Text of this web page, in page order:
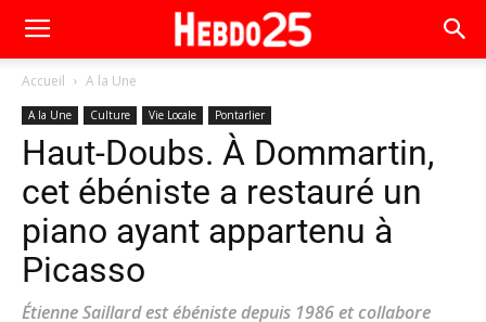
Accueil A la Une
A la Une Culture Vie Locale Pontarlier
Haut-Doubs. À Dommartin,
cet ébéniste a restauré un
piano ayant appartenu à
Picasso
Étienne Saillard est ébéniste depuis 1986 et collabore